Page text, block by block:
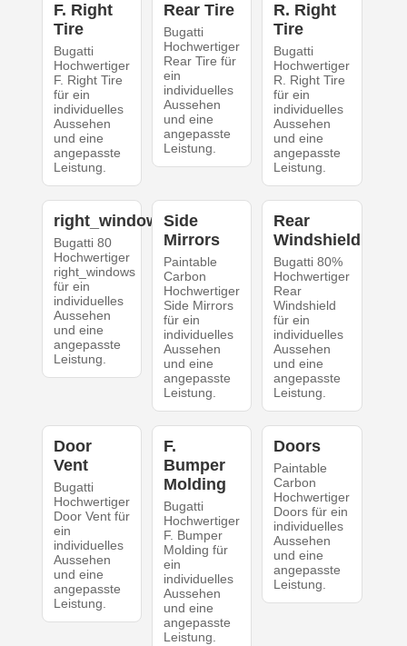
F. Right
Tire
Bugatti
Hochwertiger
F. Right Tire
für ein
individuelles
Aussehen
und eine
angepasste
Leistung.
Rear Tire
Bugatti
Hochwertiger
Rear Tire für
ein
individuelles
Aussehen
und eine
angepasste
Leistung.
R. Right
Tire
Bugatti
Hochwertiger
R. Right Tire
für ein
individuelles
Aussehen
und eine
angepasste
Leistung.
right_windows
Bugatti 80
Hochwertiger
right_windows
für ein
individuelles
Aussehen
und eine
angepasste
Leistung.
Side
Mirrors
Paintable
Carbon
Hochwertiger
Side Mirrors
für ein
individuelles
Aussehen
und eine
angepasste
Leistung.
Rear
Windshield
Bugatti 80%
Hochwertiger
Rear
Windshield
für ein
individuelles
Aussehen
und eine
angepasste
Leistung.
Door
Vent
Bugatti
Hochwertiger
Door Vent für
ein
individuelles
Aussehen
und eine
angepasste
Leistung.
F.
Bumper
Molding
Bugatti
Hochwertiger
F. Bumper
Molding für
ein
individuelles
Aussehen
und eine
angepasste
Leistung.
Doors
Paintable
Carbon
Hochwertiger
Doors für ein
individuelles
Aussehen
und eine
angepasste
Leistung.